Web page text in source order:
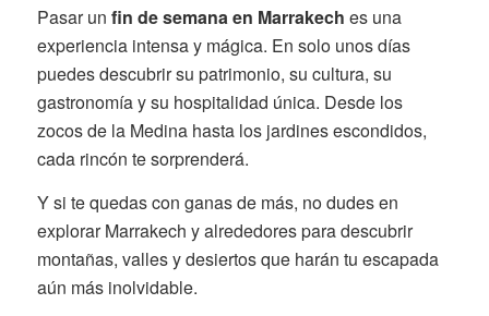
Pasar un fin de semana en Marrakech es una
experiencia intensa y mágica. En solo unos días
puedes descubrir su patrimonio, su cultura, su
gastronomía y su hospitalidad única. Desde los
zocos de la Medina hasta los jardines escondidos,
cada rincón te sorprenderá.
Y si te quedas con ganas de más, no dudes en
explorar Marrakech y alrededores para descubrir
montañas, valles y desiertos que harán tu escapada
aún más inolvidable.